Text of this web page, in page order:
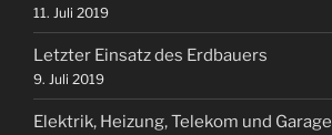
11. Juli 2019
Letzter Einsatz des Erdbauers
9. Juli 2019
Elektrik, Heizung, Telekom und Garage